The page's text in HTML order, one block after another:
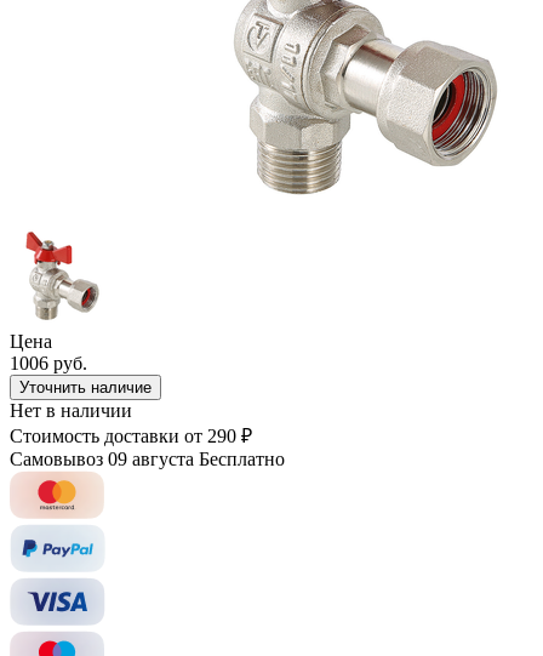
Цена
1006 руб.
Уточнить наличие
Нет в наличии
Стоимость доставки от 290 ₽
Самовывоз 09 августа Бесплатно